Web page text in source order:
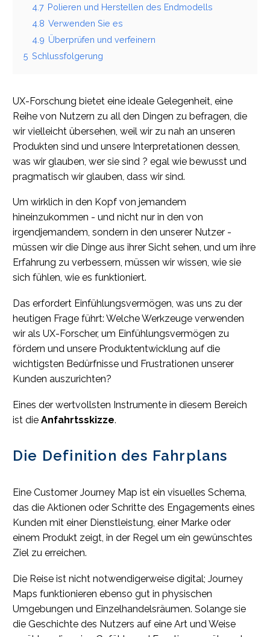
4.7 Polieren und Herstellen des Endmodells
4.8 Verwenden Sie es
4.9 Überprüfen und verfeinern
5 Schlussfolgerung
UX-Forschung bietet eine ideale Gelegenheit, eine
Reihe von Nutzern zu all den Dingen zu befragen, die
wir vielleicht übersehen, weil wir zu nah an unseren
Produkten sind und unsere Interpretationen dessen,
was wir glauben, wer sie sind ? egal wie bewusst und
pragmatisch wir glauben, dass wir sind.
Um wirklich in den Kopf von jemandem
hineinzukommen - und nicht nur in den von
irgendjemandem, sondern in den unserer Nutzer -
müssen wir die Dinge aus ihrer Sicht sehen, und um ihre
Erfahrung zu verbessern, müssen wir wissen, wie sie
sich fühlen, wie es funktioniert.
Das erfordert Einfühlungsvermögen, was uns zu der
heutigen Frage führt: Welche Werkzeuge verwenden
wir als UX-Forscher, um Einfühlungsvermögen zu
fördern und unsere Produktentwicklung auf die
wichtigsten Bedürfnisse und Frustrationen unserer
Kunden auszurichten?
Eines der wertvollsten Instrumente in diesem Bereich
ist die Anfahrtsskizze.
Die Definition des Fahrplans
Eine Customer Journey Map ist ein visuelles Schema,
das die Aktionen oder Schritte des Engagements eines
Kunden mit einer Dienstleistung, einer Marke oder
einem Produkt zeigt, in der Regel um ein gewünschtes
Ziel zu erreichen.
Die Reise ist nicht notwendigerweise digital; Journey
Maps funktionieren ebenso gut in physischen
Umgebungen und Einzelhandelsräumen. Solange sie
die Geschichte des Nutzers auf eine Art und Weise